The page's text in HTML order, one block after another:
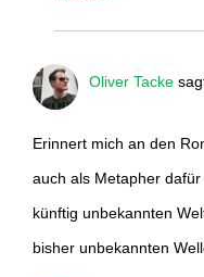
Oliver Tacke
Erinnert mich an den
auch als Metapher
künftig unbekannten
bisher unbekannten